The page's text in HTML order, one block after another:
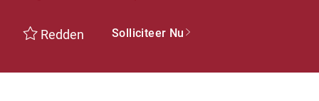
Redden Solliciteer Nu